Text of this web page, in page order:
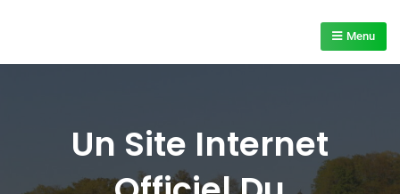
Menu
Un Site Internet